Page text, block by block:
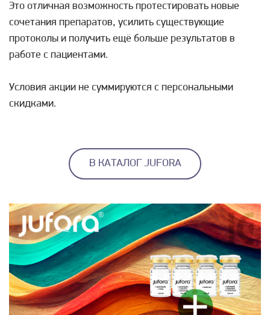
Это отличная возможность протестировать новые
сочетания препаратов, усилить существующие
протоколы и получить ещё больше результатов в
работе с пациентами.
Условия акции не суммируются с персональными
скидками.
В КАТАЛОГ JUFORA